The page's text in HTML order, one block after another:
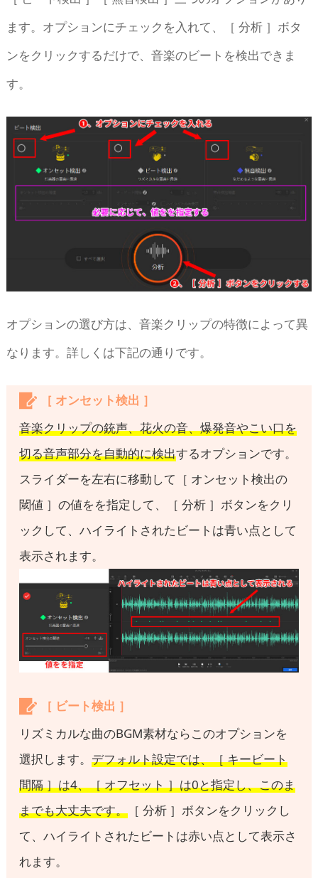
ます。オプションにチェックを入れて、［ 分析 ］ボタ
ンをクリックするだけで、音楽のビートを検出できま
す。
オプションの選び方は、音楽クリップの特徴によって異
なります。詳しくは下記の通りです。
［ オンセット検出 ］
音楽クリップの銃声、花火の音、爆発音やこい口を
切る音声部分を自動的に検出するオプションです。
スライダーを左右に移動して［ オンセット検出の
閾値 ］の値をを指定して、［ 分析 ］ボタンをクリ
ックして、ハイライトされたビートは青い点として
表示されます。
［ ビート検出 ］
リズミカルな曲のBGM素材ならこのオプションを
選択します。 デフォルト設定では、［ キービート
間隔 ］は4、［ オフセット ］は0と指定し、このま
までも大丈夫です。［ 分析 ］ボタンをクリックし
て、ハイライトされたビートは赤い点として表示さ
れます。